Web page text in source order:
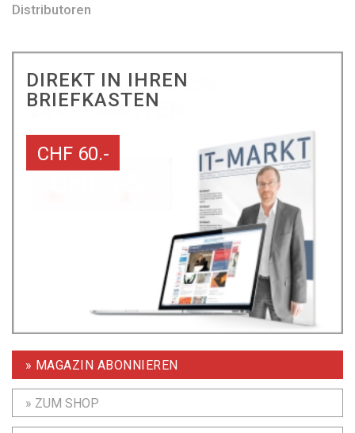
Distributoren
DIREKT IN IHREN
BRIEFKASTEN
CHF 60.-
» MAGAZIN ABONNIEREN
» ZUM SHOP